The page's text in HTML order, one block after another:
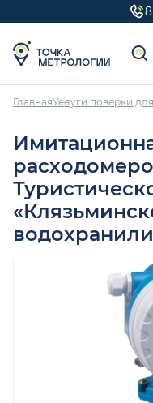
ГлавнаяУслуги поверки